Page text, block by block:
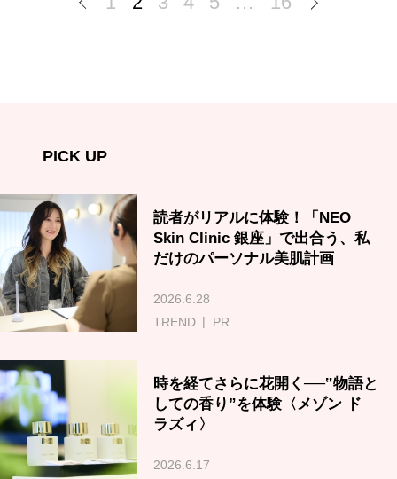
PICK UP
読者がリアルに体験！「NEO
Skin Clinic 銀座」で出合う、私
だけのパーソナル美肌計画
2026.6.28
TREND
PR
時を経てさらに花開く──‟物語と
しての香り”を体験〈メゾン ド
ラズィ〉
2026.6.17